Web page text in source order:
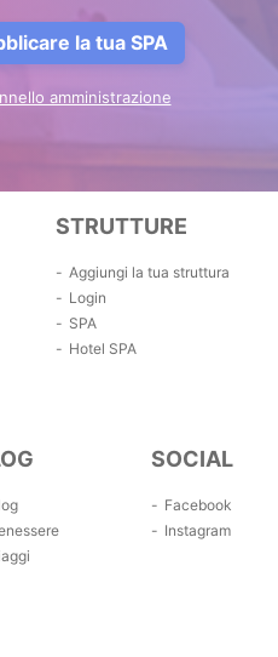
la tua SPA
amministrazione
STRUTTURE
Aggiungi la tua struttura
Login
SPA
Hotel SPA
SOCIAL
Facebook
Instagram